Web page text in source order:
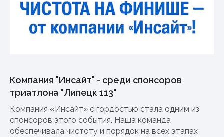
Компания "Инсайт" - среди спонсоров
триатлона "Липецк 113"
Компания «Инсайт» с гордостью стала одним из
спонсоров этого события. Наша команда
обеспечивала чистоту и порядок на всех этапах